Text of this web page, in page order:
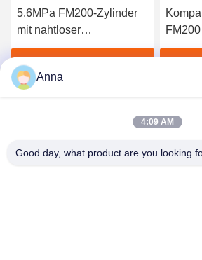
5.6MPa FM200-Zylinder
mit nahtloser
Stahlkonstruktion zur
Brandbekämpfung mit
schneller Entladung
Anna
4:09 AM
Good day, what product are you looking